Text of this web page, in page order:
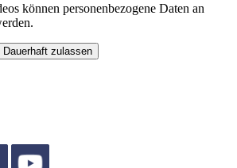
können personenbezogene Daten an
Dauerhaft zulassen